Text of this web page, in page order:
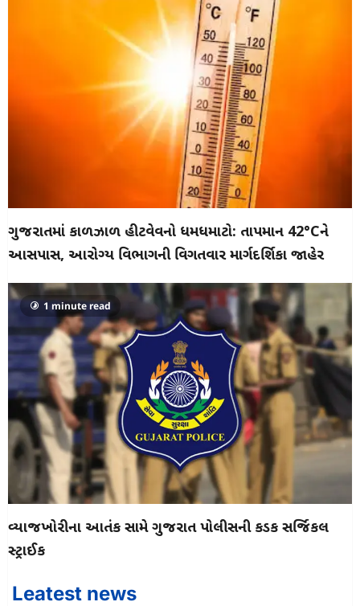
ગુજરાતમાં કાળઝાળ હીટવેવનો ધમધમાટો: તાપમાન 42°Cને
આસપાસ, આરોગ્ય વિભાગની વિગતવાર માર્ગદર્શિકા જાહેર
1 minute read
વ્યાજખોરીના આતંક સામે ગુજરાત પોલીસની કડક સર્જિકલ
સ્ટ્રાઈક
Leatest news